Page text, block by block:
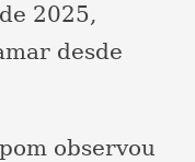
2025,
desde
observou